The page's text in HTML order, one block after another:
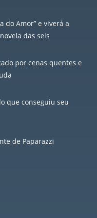
do Amor” e viverá a
das seis
por cenas quentes e
que conseguiu seu
de Paparazzi